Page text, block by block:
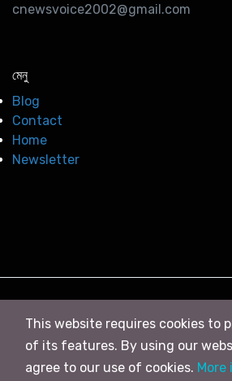
cnewsvoice2002@gmail.com
মেনু
Blog
Contact
Home
Newsletter
This website requires cookies to
of its features. By using our
agree to our use of cookies. More